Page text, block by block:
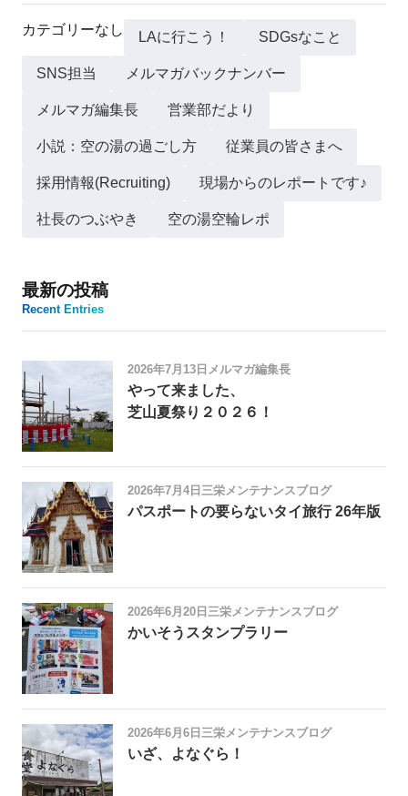
カテゴリーなし LAに行こう！ SDGsなこと
SNS担当 メルマガバックナンバー
メルマガ編集長 営業部だより
小説：空の湯の過ごし方 従業員の皆さまへ
採用情報(Recruiting) 現場からのレポートです♪
社長のつぶやき 空の湯空輪レポ
最新の投稿
Recent Entries
2026年7月13日 メルマガ編集長
やって来ました、
芝山夏祭り２０２６！
2026年7月4日 三栄メンテナンスブログ
パスポートの要らないタイ旅行 26年版
2026年6月20日 三栄メンテナンスブログ
かいそうスタンプラリー
2026年6月6日 三栄メンテナンスブログ
いざ、よなぐら！